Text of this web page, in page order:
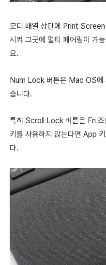
모디 배열 상단에 Print
시켜 그곳에 멀티 페어링이 가
요.
Num Lock 버튼은 Mac OS에
습니다.
특히 Scroll Lock 버튼은 Fn 조
키를 사용하지 않는다면 App
다.